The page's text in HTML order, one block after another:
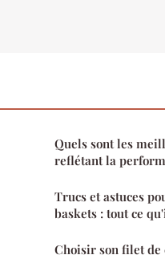
Quels sont les
reflétant la
Trucs et astuces
baskets : tout ce
Choisir son filet de